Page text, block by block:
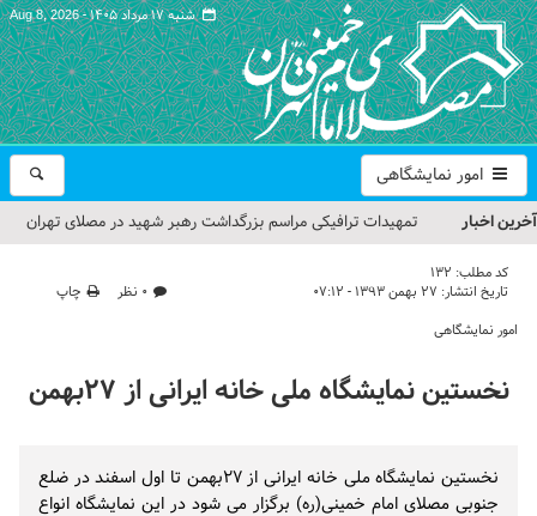
شنبه ۱۷ مرداد ۱۴۰۵ - Aug 8, 2026
امور نمایشگاهی
آخرین اخبار
تمهیدات ترافیکی مراسم بزرگداشت رهبر شهید در مصلای تهران
حجت‌الاسلام حاج علی‌اکبری؛ خطیب این هفته نماز جمعه تهران
معظم انقلاب
گزارش تصویری| مراسم بزرگداشت آقای شهید ایران
کد مطلب: 132
تاریخ انتشار: ۲۷ بهمن ۱۳۹۳ - ۰۷:۱۲ ۰ نظر
چاپ
امور نمایشگاهی
نخستین نمایشگاه ملی خانه ایرانی از ۲۷بهمن
نخستین نمایشگاه ملی خانه ایرانی از ۲۷بهمن تا اول اسفند در ضلع
جنوبی مصلای امام خمینی(ره) برگزار می شود در این نمایشگاه انواع